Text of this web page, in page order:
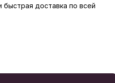
доставка по всей